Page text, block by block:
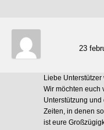
23
Liebe
Wir möchten euch
Unterstützung
Zeiten, in denen
ist eure